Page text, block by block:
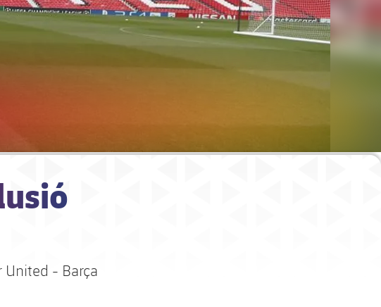
United - Barça